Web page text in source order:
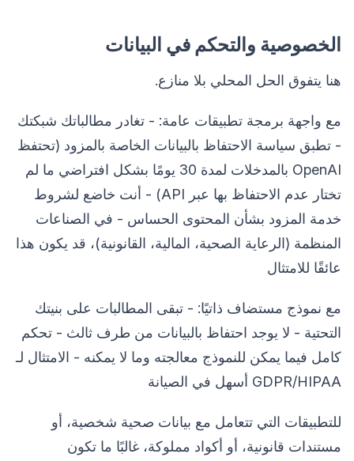
الخصوصية والتحكم في البيانات
هنا يتفوق الحل المحلي بلا منازع.
مع واجهة برمجة تطبيقات عامة: - تغادر مطالباتك شبكتك
- تطبق سياسة الاحتفاظ بالبيانات الخاصة بالمزود (تحتفظ
OpenAI بالمدخلات لمدة 30 يومًا بشكل افتراضي ما لم
تختار عدم الاحتفاظ بها عبر API) - أنت خاضع لشروط
خدمة المزود بشأن المحتوى الحساس - في الصناعات
المنظمة (الرعاية الصحية، المالية، القانونية)، قد يكون هذا
عائقًا للامتثال
مع نموذج مستضاف ذاتيًا: - تبقى المطالبات على بنيتك
التحتية - لا يوجد احتفاظ بالبيانات من طرف ثالث - تحكم
كامل فيما يمكن للنموذج معالجته وما لا يمكنه - الامتثال لـ
GDPR/HIPAA أسهل في الصيانة
للتطبيقات التي تتعامل مع بيانات صحية شخصية، أو
مستندات قانونية، أو أكواد مملوكة، غالبًا ما تكون